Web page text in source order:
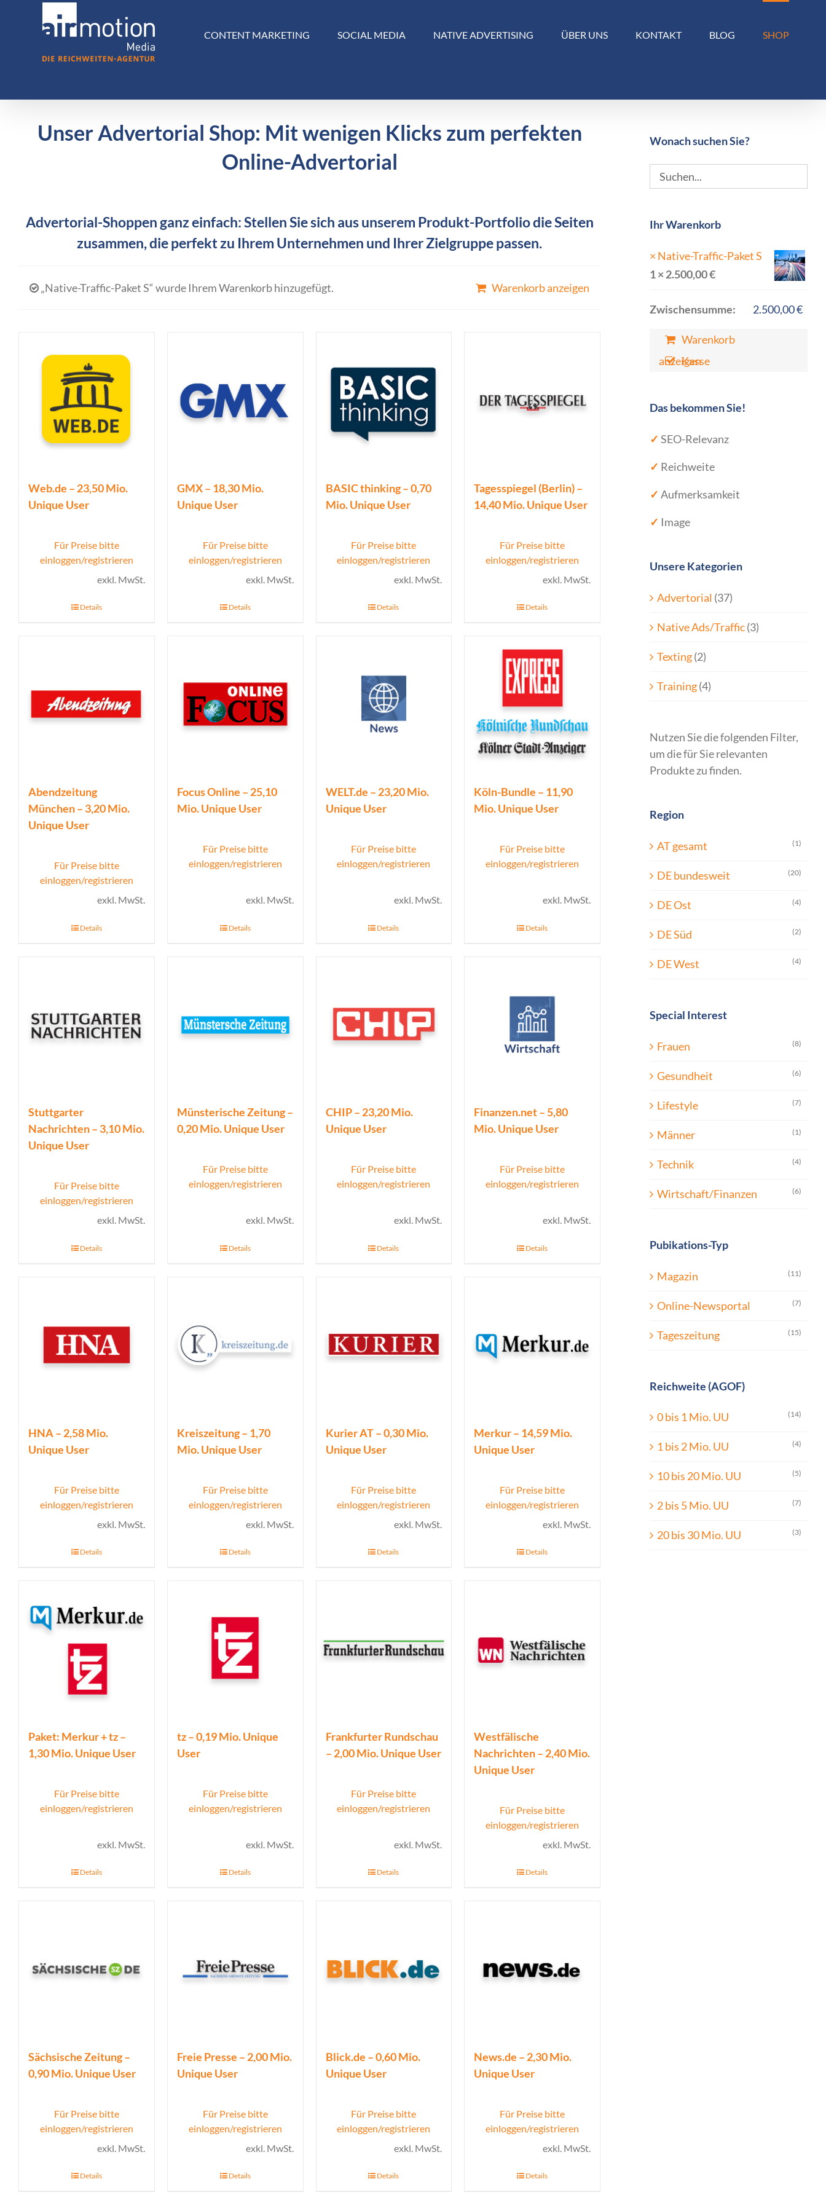
CONTENT MARKETING SOCIAL MEDIA NATIVE ADVERTISING ÜBER UNS KONTAKT BLOG SHOP
Unser Advertorial Shop: Mit wenigen Klicks zum perfekten
Online-Advertorial
Advertorial-Shoppen ganz einfach: Stellen Sie sich aus unserem Produkt-Portfolio die Seiten
zusammen, die perfekt zu Ihrem Unternehmen und Ihrer Zielgruppe passen.
„Native-Traffic-Paket S“ wurde Ihrem Warenkorb hinzugefügt. Warenkorb anzeigen
Web.de – 23,50 Mio.
Unique User
Für Preise bitte
einloggen/registrieren
exkl. MwSt.
Details
GMX – 18,30 Mio.
Unique User
Für Preise bitte
einloggen/registrieren
exkl. MwSt.
Details
BASIC thinking – 0,70
Mio. Unique User
Für Preise bitte
einloggen/registrieren
exkl. MwSt.
Details
Tagesspiegel (Berlin) –
14,40 Mio. Unique User
Für Preise bitte
einloggen/registrieren
exkl. MwSt.
Details
Abendzeitung
München – 3,20 Mio.
Unique User
Für Preise bitte
einloggen/registrieren
exkl. MwSt.
Details
Focus Online – 25,10
Mio. Unique User
Für Preise bitte
einloggen/registrieren
exkl. MwSt.
Details
WELT.de – 23,20 Mio.
Unique User
Für Preise bitte
einloggen/registrieren
exkl. MwSt.
Details
Köln-Bundle – 11,90
Mio. Unique User
Für Preise bitte
einloggen/registrieren
exkl. MwSt.
Details
Stuttgarter
Nachrichten – 3,10 Mio.
Unique User
Für Preise bitte
einloggen/registrieren
exkl. MwSt.
Details
Münsterische Zeitung –
0,20 Mio. Unique User
Für Preise bitte
einloggen/registrieren
exkl. MwSt.
Details
CHIP – 23,20 Mio.
Unique User
Für Preise bitte
einloggen/registrieren
exkl. MwSt.
Details
Finanzen.net – 5,80
Mio. Unique User
Für Preise bitte
einloggen/registrieren
exkl. MwSt.
Details
HNA – 2,58 Mio.
Unique User
Für Preise bitte
einloggen/registrieren
exkl. MwSt.
Details
Kreiszeitung – 1,70
Mio. Unique User
Für Preise bitte
einloggen/registrieren
exkl. MwSt.
Details
Kurier AT – 0,30 Mio.
Unique User
Für Preise bitte
einloggen/registrieren
exkl. MwSt.
Details
Merkur – 14,59 Mio.
Unique User
Für Preise bitte
einloggen/registrieren
exkl. MwSt.
Details
Paket: Merkur + tz –
1,30 Mio. Unique User
Für Preise bitte
einloggen/registrieren
exkl. MwSt.
Details
tz – 0,19 Mio. Unique
User
Für Preise bitte
einloggen/registrieren
exkl. MwSt.
Details
Frankfurter Rundschau
– 2,00 Mio. Unique User
Für Preise bitte
einloggen/registrieren
exkl. MwSt.
Details
Westfälische
Nachrichten – 2,40 Mio.
Unique User
Für Preise bitte
einloggen/registrieren
exkl. MwSt.
Details
Sächsische Zeitung –
0,90 Mio. Unique User
Für Preise bitte
einloggen/registrieren
exkl. MwSt.
Details
Freie Presse – 2,00 Mio.
Unique User
Für Preise bitte
einloggen/registrieren
exkl. MwSt.
Details
Blick.de – 0,60 Mio.
Unique User
Für Preise bitte
einloggen/registrieren
exkl. MwSt.
Details
News.de – 2,30 Mio.
Unique User
Für Preise bitte
einloggen/registrieren
exkl. MwSt.
Details
Wonach suchen Sie?
Ihr Warenkorb
× Native-Traffic-Paket S
1 × 2.500,00€
Zwischensumme: 2.500,00€
Warenkorb
anzeigen
Kasse
Das bekommen Sie!
✓ SEO-Relevanz
✓ Reichweite
✓ Aufmerksamkeit
✓ Image
Unsere Kategorien
Advertorial (37)
Native Ads/Traffic(3)
Texting(2)
Training(4)
Nutzen Sie die folgenden Filter,
um die für Sie relevanten
Produkte zu finden.
Region
AT gesamt (1)
DE bundesweit (20)
DE Ost (4)
DE Süd (2)
DE West (4)
Special Interest
Frauen (8)
Gesundheit (6)
Lifestyle (7)
Männer (1)
Technik (4)
Wirtschaft/Finanzen (6)
Pubikations-Typ
Magazin (11)
Online-Newsportal (7)
Tageszeitung (15)
Reichweite (AGOF)
0 bis 1 Mio. UU (14)
1 bis 2 Mio. UU (4)
10 bis 20 Mio. UU (5)
2 bis 5 Mio. UU (7)
20 bis 30 Mio. UU (3)